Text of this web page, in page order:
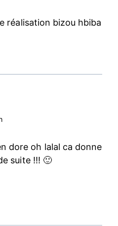
réalisation bizou hbiba
dore oh lalal ca donne
suite !!! 🙂